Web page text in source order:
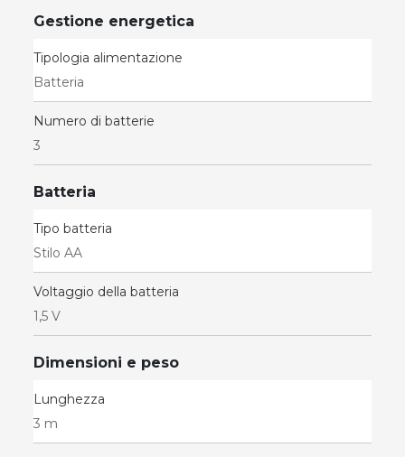
Gestione energetica
Tipologia alimentazione
Batteria
Numero di batterie
3
Batteria
Tipo batteria
Stilo AA
Voltaggio della batteria
1,5 V
Dimensioni e peso
Lunghezza
3 m